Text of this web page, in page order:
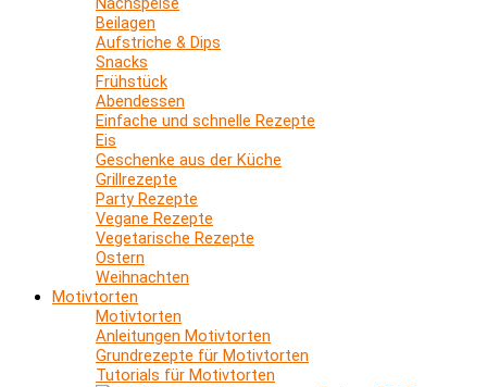
Beilagen
Aufstriche & Dips
Snacks
Frühstück
Abendessen
Einfache und schnelle Rezepte
Eis
Geschenke aus der Küche
Grillrezepte
Party Rezepte
Vegane Rezepte
Vegetarische Rezepte
Ostern
Weihnachten
Motivtorten
Motivtorten
Anleitungen Motivtorten
Grundrezepte für Motivtorten
Tutorials für Motivtorten